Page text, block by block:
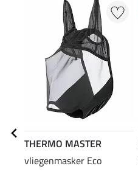
THERMO MASTER
vliegenmasker Eco